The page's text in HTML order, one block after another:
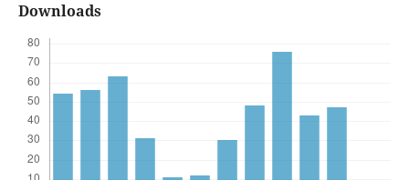
Downloads